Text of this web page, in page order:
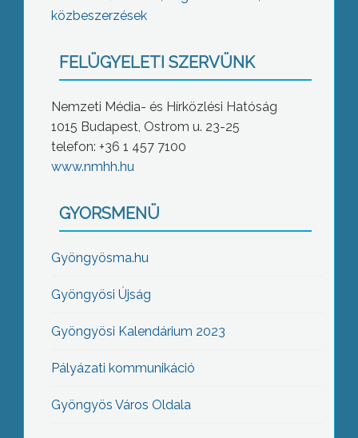
közbeszerzések
FELÜGYELETI SZERVÜNK
Nemzeti Média- és Hírközlési Hatóság
1015 Budapest, Ostrom u. 23-25
telefon: +36 1 457 7100
www.nmhh.hu
GYORSMENÜ
Gyöngyösma.hu
Gyöngyösi Újság
Gyöngyösi Kalendárium 2023
Pályázati kommunikáció
Gyöngyös Város Oldala